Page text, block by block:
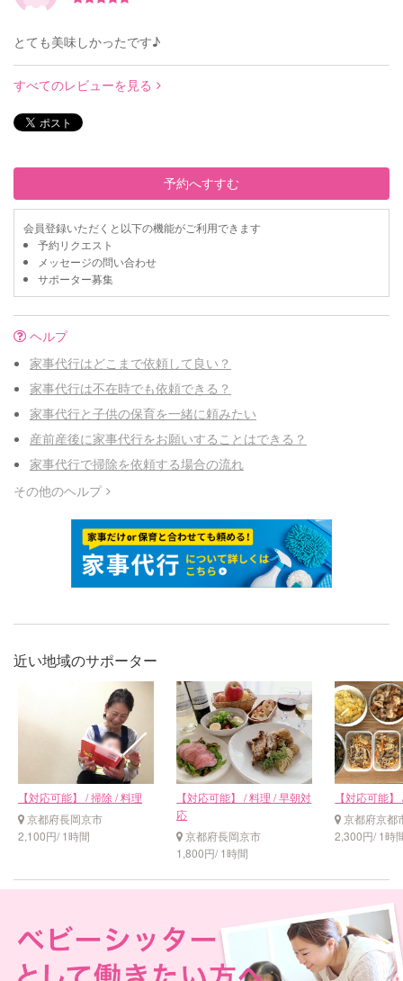
とても美味しかったです♪
すべてのレビューを見る
予約へすすむ
会員登録いただくと以下の機能がご利用できます
予約リクエスト
メッセージの問い合わせ
サポーター募集
ヘルプ
家事代行はどこまで依頼して良い？
家事代行は不在時でも依頼できる？
家事代行と子供の保育を一緒に頼みたい
産前産後に家事代行をお願いすることはできる？
家事代行で掃除を依頼する場合の流れ
その他のヘルプ
近い地域のサポーター
【対応可能】 / 掃除 / 料理
京都府長岡京市
2,100円/ 1時間
【対応可能】 / 料理 / 早朝対
応
京都府長岡京市
1,800円/ 1時間
【対応可能
京都府京都
2,300円/ 1時